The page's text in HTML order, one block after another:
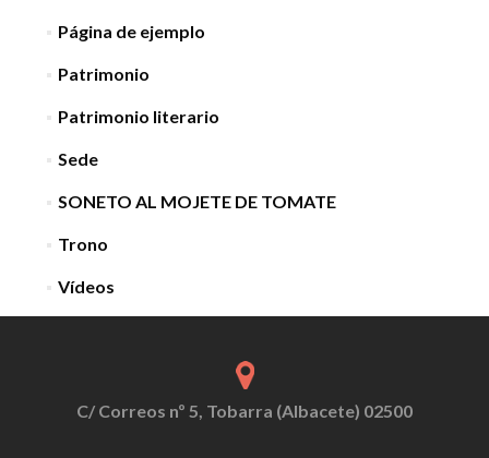
Página de ejemplo
Patrimonio
Patrimonio literario
Sede
SONETO AL MOJETE DE TOMATE
Trono
Vídeos
C/ Correos nº 5, Tobarra (Albacete) 02500